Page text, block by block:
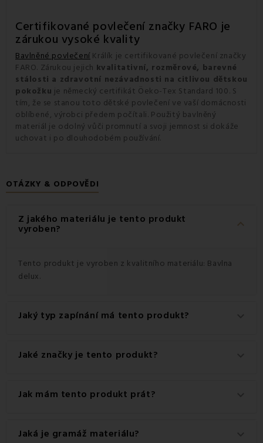
Certifikované povlečení značky FARO je
zárukou vysoké kvality
Bavlněné povlečeníKrálík je certifikované povlečení značky
FARO. Zárukou jejich kvalitativní, rozměrové, barevné
stálosti a zdravotní nezávadnosti na citlivou dětskou
pokožku je německý certifikát Öeko-Tex Standard 100. S
tím, že se stanou toto dětské povlečení ve vaší domácnosti
oblíbené, výrobci předem počítali. Použitý bavlněný
materiál je odolný vůči promnutí a svoji jemnost si dokáže
uchovat i po dlouhodobém používání.
OTÁZKY & ODPOVĚDI
Z jakého materiálu je tento produkt
vyroben? keyboard_arrow_down
Tento produkt je vyroben z kvalitního materiálu: Bavlna
delux.
Jaký typ zapínání má tento produkt?
Tento produkt má praktické zapínání na Zip.
Jaké značky je tento produkt?
Jedná se o autentický produkt značky FARO.
Jak mám tento produkt prát?
Pro dosažení nejlepších výsledků doporučujeme tento
Jaká je gramáž materiálu?